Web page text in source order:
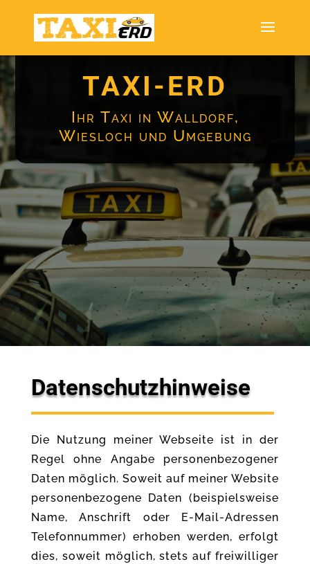
TAXI-ERD
Ihr Taxi in Walldorf,
Wiesloch und Umgebung
Datenschutzhinweise
Die Nutzung meiner Webseite ist in der
Regel ohne Angabe personenbezogener
Daten möglich. Soweit auf meiner Website
personenbezogene Daten (beispielsweise
Name, Anschrift oder E-Mail-Adressen
Telefonnummer) erhoben werden, erfolgt
dies, soweit möglich, stets auf freiwilliger